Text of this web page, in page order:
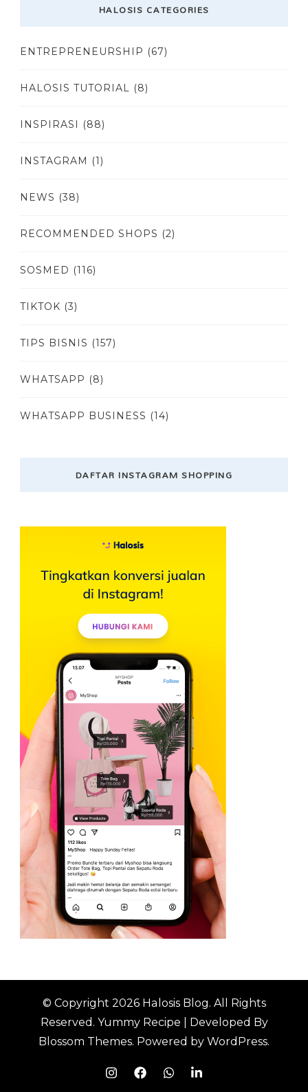
HALOSIS CATEGORIES
ENTREPRENEURSHIP (67)
HALOSIS TUTORIAL (8)
INSPIRASI (88)
INSTAGRAM (1)
NEWS (38)
RECOMMENDED SHOPS (2)
SOSMED (116)
TIKTOK (3)
TIPS BISNIS (157)
WHATSAPP (8)
WHATSAPP BUSINESS (14)
DAFTAR INSTAGRAM SHOPPING
© Copyright 2026 Halosis Blog. All Rights
Reserved. Yummy Recipe | Developed By
Blossom Themes. Powered by WordPress.